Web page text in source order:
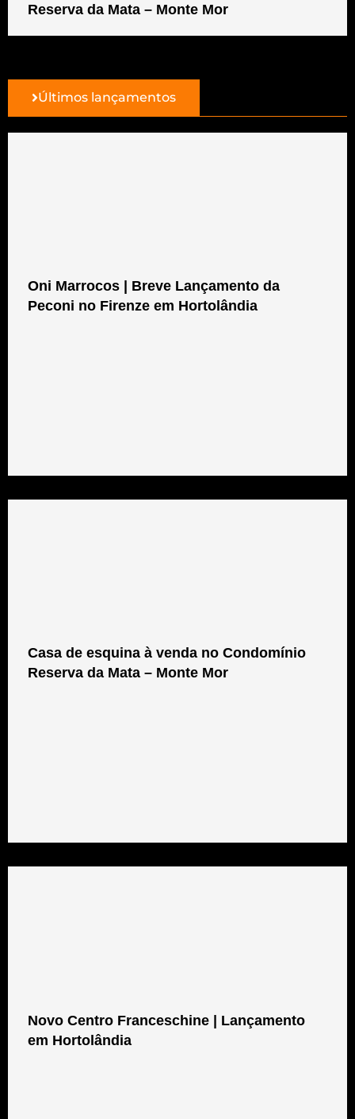
Reserva da Mata – Monte Mor
Últimos lançamentos
Oni Marrocos | Breve Lançamento da
Peconi no Firenze em Hortolândia
Casa de esquina à venda no Condomínio
Reserva da Mata – Monte Mor
Novo Centro Franceschine | Lançamento
em Hortolândia